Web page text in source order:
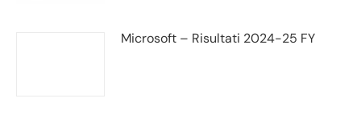
Microsoft – Risultati 2024-25 FY